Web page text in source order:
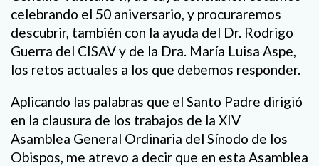
celebrando el 50 aniversario, y procuraremos
descubrir, también con la ayuda del Dr. Rodrigo
Guerra del CISAV y de la Dra. María Luisa Aspe,
los retos actuales a los que debemos responder.
Aplicando las palabras que el Santo Padre dirigió
en la clausura de los trabajos de la XIV
Asamblea General Ordinaria del Sínodo de los
Obispos, me atrevo a decir que en esta Asamblea